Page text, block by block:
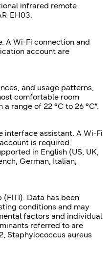
infrared remote
EH03.
A Wi-Fi connection and
account are
and usage patterns,
comfortable room
range of 22 °C to 26 °C”.
interface assistant. A Wi-Fi
is required.
in English (US, UK,
German, Italian,
(FITI). Data has been
conditions and may
factors and individual
referred to are
Staphylococcus aureus